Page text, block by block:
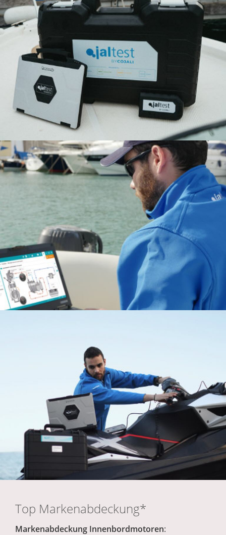
Top Markenabdeckung*
Markenabdeckung Innenbordmotoren: